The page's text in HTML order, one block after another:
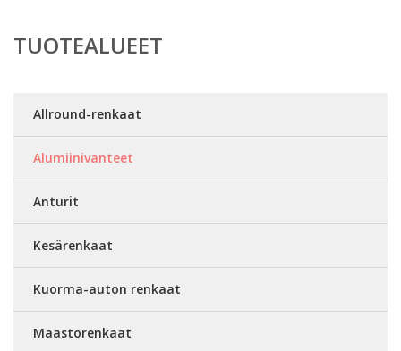
TUOTEALUEET
Allround-renkaat
Alumiinivanteet
Anturit
Kesärenkaat
Kuorma-auton renkaat
Maastorenkaat